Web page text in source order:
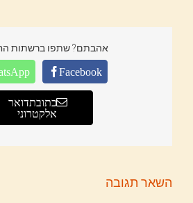
אהבתם? שתפו ברשתות
Facebook
כתובת דואר
אלקטרוני
השאר תגובה